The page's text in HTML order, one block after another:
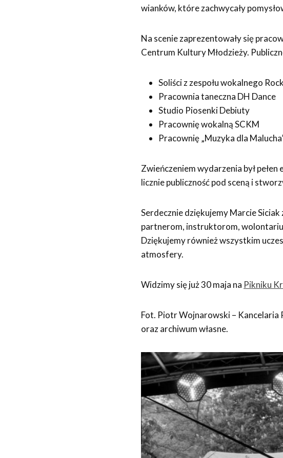
wianków, które zachwycały
Na scenie zaprezentowały się
Centrum Kultury Młodzieży.
Soliści z zespołu wokalnego
Pracownia taneczna DH Dance
Studio Piosenki Debiuty
Pracownię wokalną SCKM
Pracownię „Muzyka dla
Zwieńczeniem wydarzenia był
licznie publiczność pod sceną i
Serdecznie dziękujemy Marcie
partnerom, instruktorom,
Dziękujemy również wszystkim
atmosfery.
Widzimy się już 30 maja na Pikniku
Fot. Piotr Wojnarowski –
oraz archiwum własne.